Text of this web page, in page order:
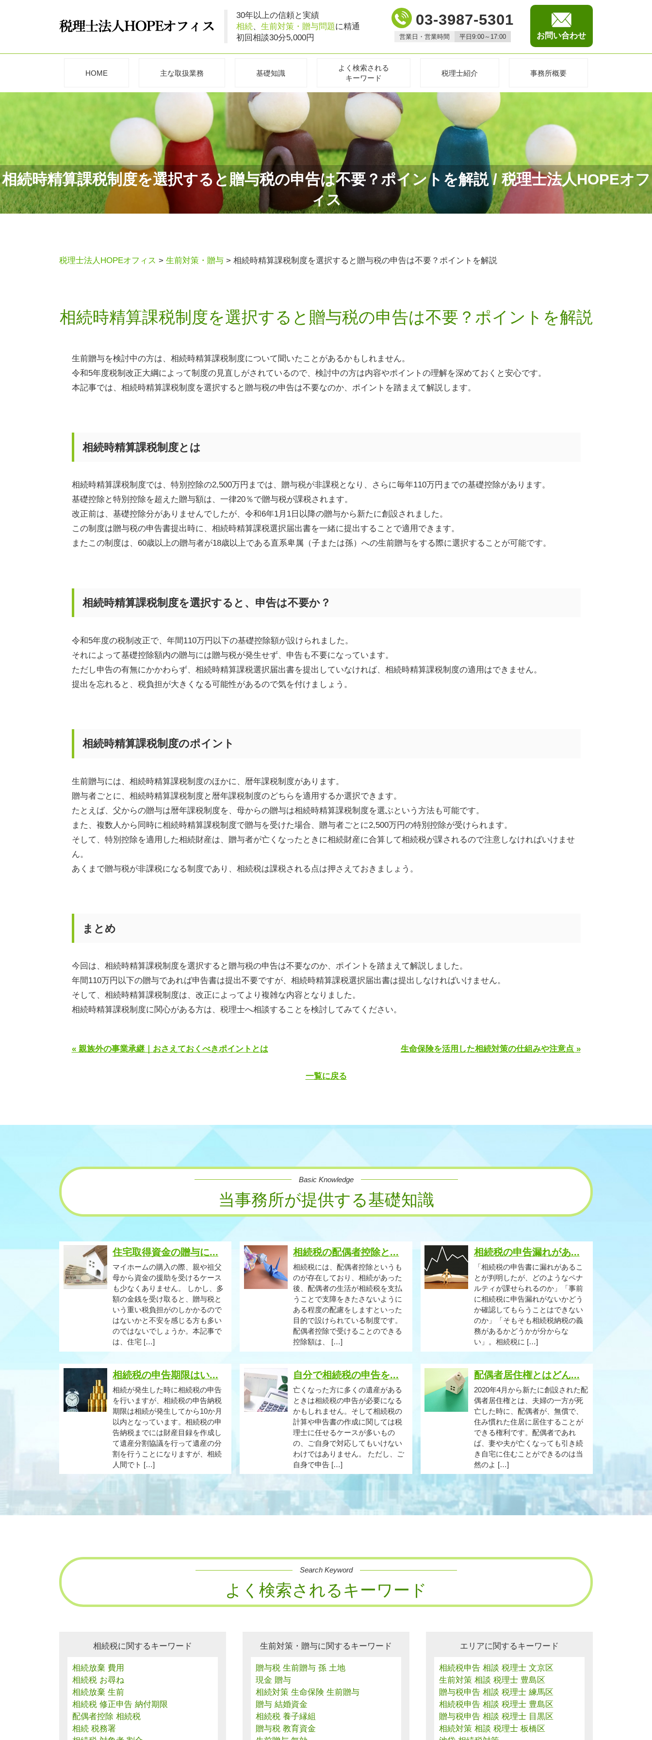
相続時精算課税制度を選択すると贈与税の申告は不要？ポイントを解説 / 税理士法人HOPEオフ
ィス
30年以上の信頼と実績
相続、 生前対策・贈与問題に精通
初回相談30分5,000円
03-3987-5301
営業日・営業時間 平日9:00～17:00 お問い合わせ
HOME 主な取扱業務 基礎知識
よく検索される
キーワード
税理士紹介 事務所概要
税理士法人HOPEオフィス > 生前対策・贈与 > 相続時精算課税制度を選択すると贈与税の申告は不要？ポイントを解説
相続時精算課税制度を選択すると贈与税の申告は不要？ポイントを解説
生前贈与を検討中の方は、相続時精算課税制度について聞いたことがあるかもしれません。
令和5年度税制改正大綱によって制度の見直しがされているので、検討中の方は内容やポイントの理解を深めておくと安心です。
本記事では、相続時精算課税制度を選択すると贈与税の申告は不要なのか、ポイントを踏まえて解説します。
相続時精算課税制度とは
相続時精算課税制度では、特別控除の2,500万円までは、贈与税が非課税となり、さらに毎年110万円までの基礎控除があります。
基礎控除と特別控除を超えた贈与額は、一律20％で贈与税が課税されます。
改正前は、基礎控除分がありませんでしたが、令和6年1月 1日以降の贈与から新たに創設されました。
この制度は贈与税の申告書提出時に、相続時精算課税選択届出書を一緒に提出することで適用できます。
またこの制度は、 60歳以上の贈与者が18歳以上である直系卑属（子または孫）への生前贈与をする際に選択することが可能です。
相続時精算課税制度を選択すると、申告は不要か？
令和5年度の税制改正で、年間110万円以下の基礎控除額が設けられました。
それによって基礎控除額内の贈与には贈与税が発生せず、申告も不要になっています。
ただし申告の有無にかかわらず、相続時精算課税選択届出書を提出していなければ、相続時精算課税制度の適用はできません。
提出を忘れると、税負担が大きくなる可能性があるので気を付けましょう。
相続時精算課税制度のポイント
生前贈与には、相続時精算課税制度のほかに、暦年課税制度があります。
贈与者ごとに、相続時精算課税制度と暦年課税制度のどちらを適用するか選択できます。
たとえば、父からの贈与は暦年課税制度を、母からの贈与は相続時精算課税制度を選ぶという方法も可能です。
また、複数人から同時に相続時精算課税制度で贈与を受けた場合、贈与者ごとに2,500万円の特別控除が受けられます。
そして、特別控除を適用した相続財産は、贈与者が亡くなったときに相続財産に合算して相続税が課されるので注意しなければいけませ
ん。
あくまで贈与税が非課税になる制度であり、相続税は課税される点は押さえておきましょう。
まとめ
今回は、相続時精算課税制度を選択すると贈与税の申告は不要なのか、ポイントを踏まえて解説しました。
年間110万円以下の贈与であれば申告書は提出不要ですが、相続時精算課税選択届出書は提出しなければいけません。
そして、相続時精算課税制度は、改正によってより複雑な内容となりました。
相続時精算課税制度に関心がある方は、税理士へ相談することを検討してみてください。
« 親族外の事業承継｜おさえておくべきポイントとは 生命保険を活用した相続対策の仕組みや注意点 »
一覧に戻る
Basic Knowledge
当事務所が提供する基礎知識
住宅取得資金の贈与に...
マイホームの購入の際、親や祖父
母から資金の援助を受けるケース
も少なくありません。 しかし、多
額の金銭を受け取ると、贈与税と
いう重い税負担がのしかかるので
はないかと不安を感じる方も多い
のではないでしょうか。本記事で
は、住宅 […]
相続税の配偶者控除と...
相続税には、配偶者控除というも
のが存在しており、相続があった
後、配偶者の生活が相続税を支払
うことで支障をきたさないように
ある程度の配慮をしますといった
目的で設けられている制度です。
配偶者控除で受けることのできる
控除額は、 […]
相続税の申告漏れがあ...
「相続税の申告書に漏れがあるこ
とが判明したが、どのようなペナ
ルティが課せられるのか」「事前
に相続税に申告漏れがないかどう
か確認してもらうことはできない
のか」「そもそも相続税納税の義
務があるかどうかが分からな
い」。相続税に […]
相続税の申告期限はい...
相続が発生した時に相続税の申告
を行いますが、相続税の申告納税
期限は相続が発生してから10か月
以内となっています。相続税の申
告納税までには財産目録を作成し
て遺産分割協議を行って遺産の分
割を行うことになりますが、相続
人間でト […]
自分で相続税の申告を...
亡くなった方に多くの遺産がある
ときは相続税の申告が必要になる
かもしれません。そして相続税の
計算や申告書の作成に関しては税
理士に任せるケースが多いもの
の、ご自身で対応してもいけない
わけではありません。 ただし、ご
自身で申告 […]
配偶者居住権とはどん...
2020年4月から新たに創設された配
偶者居住権とは、夫婦の一方が死
亡した時に、配偶者が、無償で、
住み慣れた住居に居住することが
できる権利です。配偶者であれ
ば、妻や夫が亡くなっても引き続
き自宅に住むことができるのは当
然のよ […]
Search Keyword
よく検索されるキーワード
相続税に関するキーワード
相続放棄 費用
相続税 お尋ね
相続放棄 生前
相続税 修正申告 納付期限
配偶者控除 相続税
相続 税務署
生前対策・贈与に関するキーワード
贈与税 生前贈与 孫 土地
現金 贈与
相続対策 生命保険 生前贈与
贈与 結婚資金
相続税 養子縁組
贈与税 教育資金
エリアに関するキーワード
相続税申告 相談 税理士 文京区
生前対策 相談 税理士 豊島区
贈与税申告 相談 税理士 練馬区
相続税申告 相談 税理士 豊島区
贈与税申告 相談 税理士 目黒区
相続対策 相談 税理士 板橋区